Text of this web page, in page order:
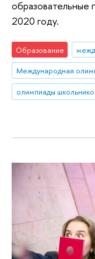
2020 году.
Образование
олимпиады